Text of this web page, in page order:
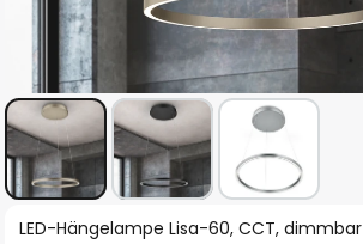
Zum
LED-Hängelampe Lisa-60, CCT, dimmbar